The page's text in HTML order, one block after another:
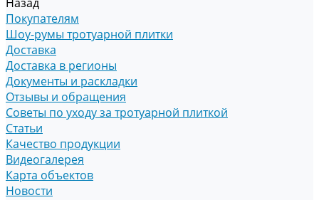
Покупателям
Шоу-румы тротуарной плитки
Доставка
Доставка в регионы
Документы и раскладки
Отзывы и обращения
Советы по уходу за тротуарной плиткой
Статьи
Качество продукции
Видеогалерея
Карта объектов
Новости